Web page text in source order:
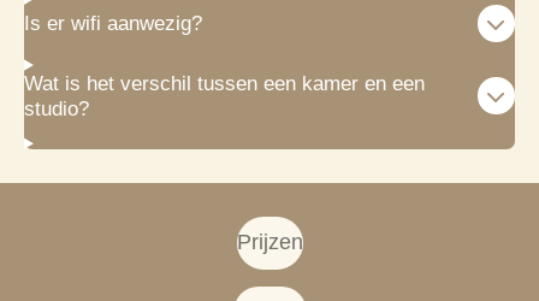
Is er wifi aanwezig?
Wat is het verschil tussen een kamer en een
studio?
Prijzen